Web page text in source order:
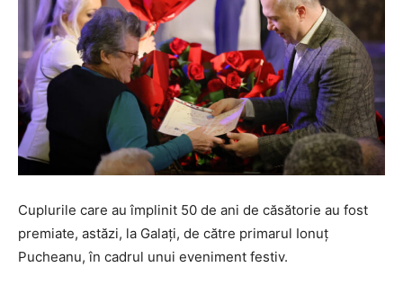
Cuplurile care au împlinit 50 de ani de căsătorie au fost
premiate, astăzi, la Galați, de către primarul Ionuț
Pucheanu, în cadrul unui eveniment festiv.